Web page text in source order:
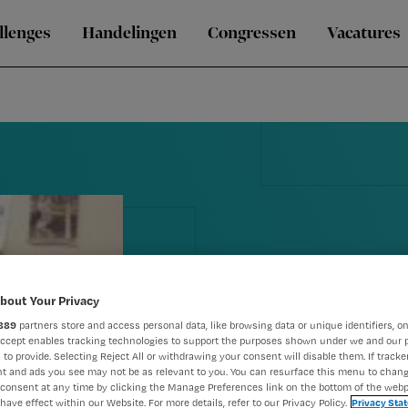
Handelingen Congressen Vacatures
Meavita
Your Privacy
partners store and access personal data, like browsing data or unique identifiers,
enables tracking technologies to support the purposes shown under we and our
to provide. Selecting Reject All or withdrawing your consent will disable them. If
and ads you see may not be as relevant to you. You can resurface this menu to
at any time by clicking the Manage Preferences link on the bottom of the
effect within our Website. For more details, refer to our Privacy Policy. Privacy